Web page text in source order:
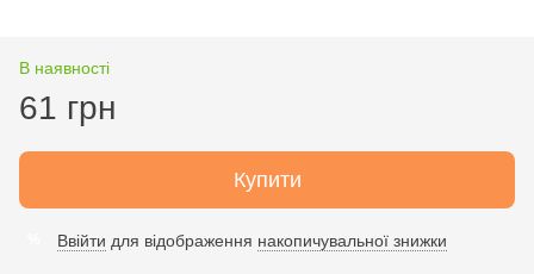
В наявності
61 грн
Купити
Ввійти для відображення накопичувальної знижки